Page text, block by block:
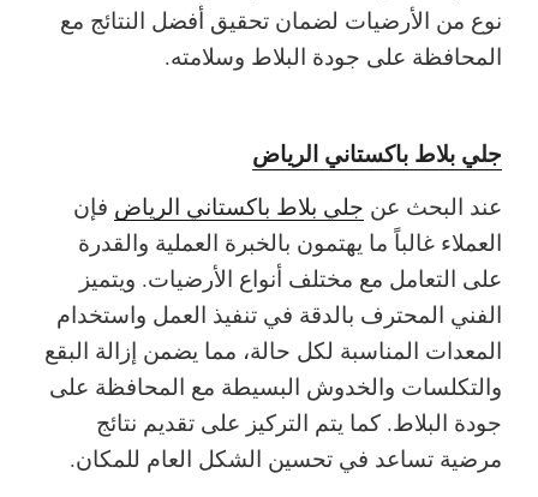
نوع من الأرضيات لضمان تحقيق أفضل النتائج مع
المحافظة على جودة البلاط وسلامته.
جلي بلاط باكستاني الرياض
عند البحث عن جلي بلاط باكستاني الرياض فإن
العملاء غالباً ما يهتمون بالخبرة العملية والقدرة
على التعامل مع مختلف أنواع الأرضيات. ويتميز
الفني المحترف بالدقة في تنفيذ العمل واستخدام
المعدات المناسبة لكل حالة، مما يضمن إزالة البقع
والتكلسات والخدوش البسيطة مع المحافظة على
جودة البلاط. كما يتم التركيز على تقديم نتائج
مرضية تساعد في تحسين الشكل العام للمكان.